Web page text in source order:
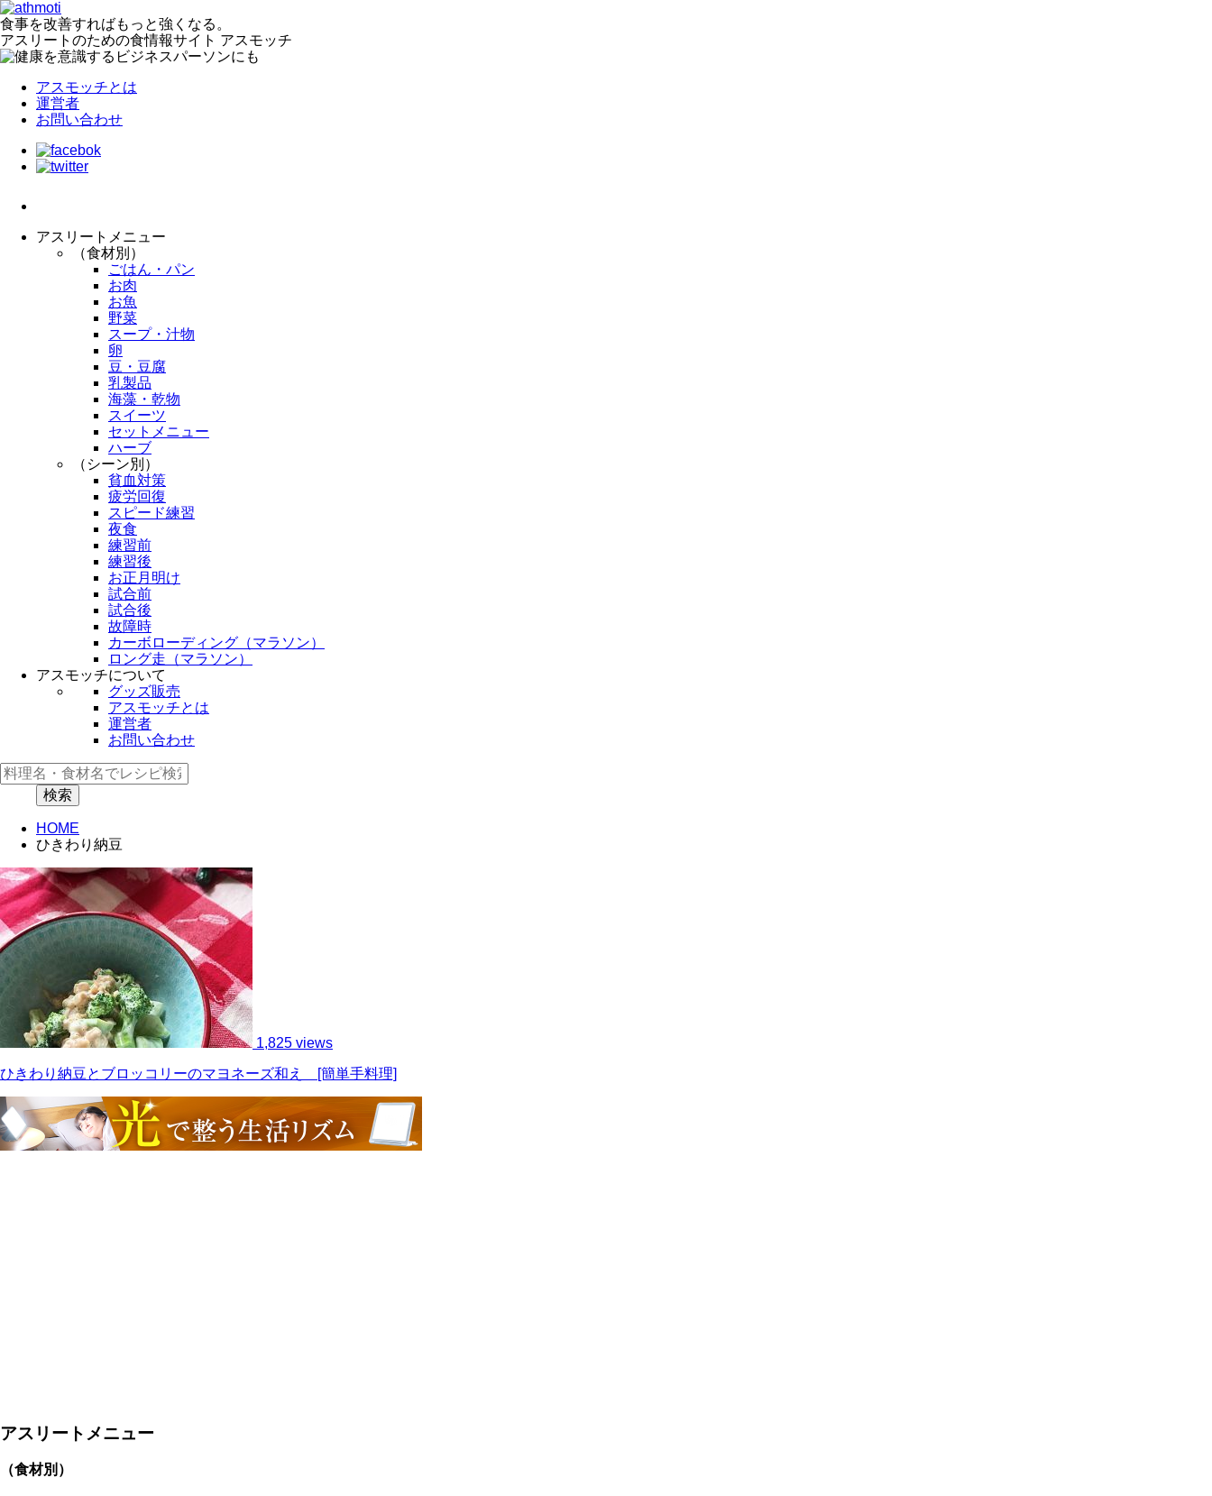
食事を改善すればもっと強くなる。
アスリートのための食情報サイト アスモッチ
アスモッチとは
運営者
お問い合わせ
アスリートメニュー
（食材別）
ごはん・パン
お肉
お魚
野菜
スープ・汁物
卵
豆・豆腐
乳製品
海藻・乾物
スイーツ
セットメニュー
ハーブ
（シーン別）
貧血対策
疲労回復
スピード練習
夜食
練習前
練習後
お正月明け
試合前
試合後
故障時
カーボローディング（マラソン）
ロング走（マラソン）
アスモッチについて
グッズ販売
アスモッチとは
運営者
お問い合わせ
HOME
ひきわり納豆
1,825 views
ひきわり納豆とブロッコリーのマヨネーズ和え [簡単手料理]
アスリートメニュー
（食材別）